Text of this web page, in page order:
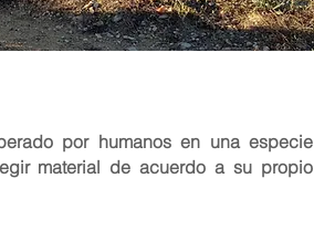
por humanos en una especie
material de acuerdo a su propio